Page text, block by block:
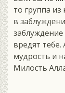
то группа
в
вредят тебе.
мудрость и
Милость